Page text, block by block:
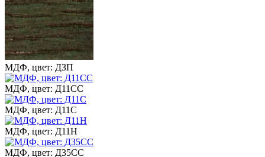
МДФ, цвет: ДЗП
МДФ, цвет: Д11СС
МДФ, цвет: Д11С
МДФ, цвет: Д11Н
МДФ, цвет: Д35СС